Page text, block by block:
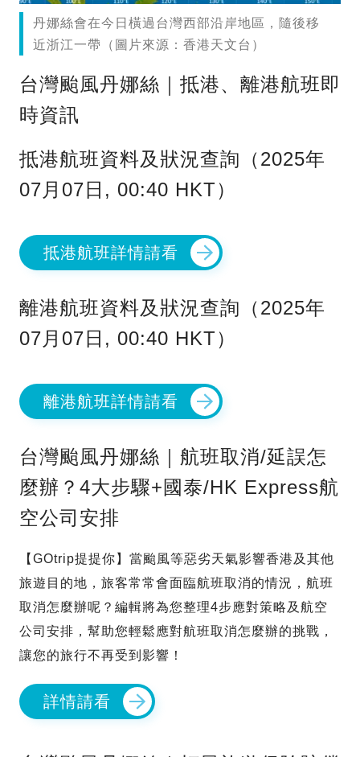
丹娜絲會在今日橫過台灣西部沿岸地區，隨後移
近浙江一帶（圖片來源：香港天文台）
台灣颱風丹娜絲｜抵港、離港航班即
時資訊
抵港航班資料及狀況查詢（2025年
07月07日, 00:40 HKT）
抵港航班詳情請看
離港航班資料及狀況查詢（2025年
07月07日, 00:40 HKT）
離港航班詳情請看
台灣颱風丹娜絲｜航班取消/延誤怎
麼辦？4大步驟+國泰/HK Express航
空公司安排
【GOtrip提提你】當颱風等惡劣天氣影響香港及其他
旅遊目的地，旅客常常會面臨航班取消的情況，航班
取消怎麼辦呢？編輯將為您整理4步應對策略及航空
公司安排，幫助您輕鬆應對航班取消怎麼辦的挑戰，
讓您的旅行不再受到影響！
詳情請看